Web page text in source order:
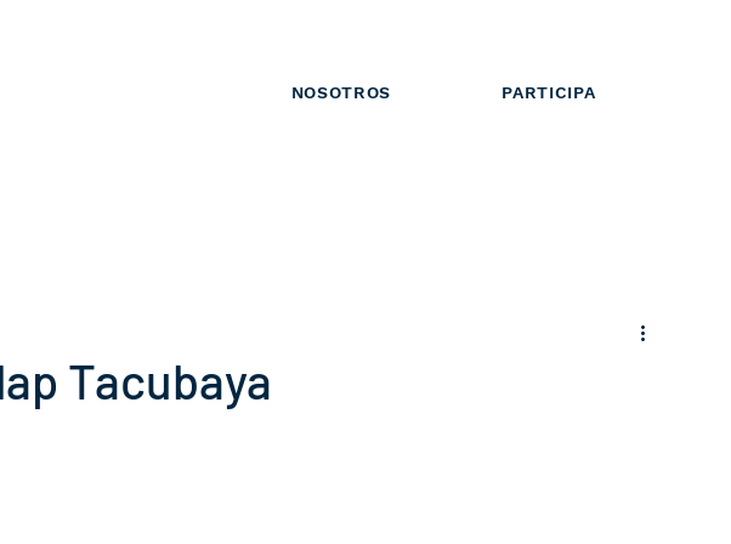
NOSOTROS PARTICIPA
Tacubaya